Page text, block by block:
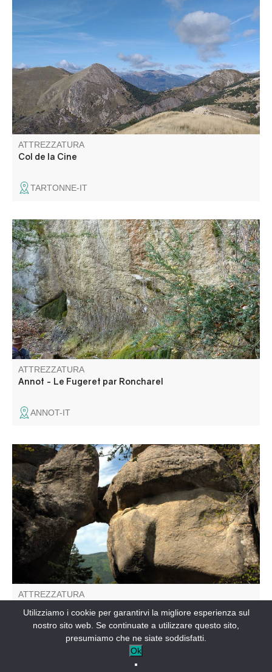
Questo passo, situato ai piedi dell'imponente montagna
Cheval Blanc, è un punto di passaggio storico tra le valli.
Per raggiungerlo, è stato scavato un tunnel nella clue de
la Peine utilizzando picconi e mine.
ATTREZZATURA
Col de la Cine
TARTONNE-IT
Un percorso bello e ombreggiato che tocca i villaggi di
Annot e Le Fugeret e offre magnifiche viste sulla valle,
con la possibilità di tornare indietro con i Chemins de Fer
de Provence.
ATTREZZATURA
Annot - Le Fugeret par Roncharel
ANNOT-IT
Curiosità geologiche, specie rare e biodiversità,
patrimonio millenario e leggende misteriose: questo
percorso ti farà scoprire le meraviglie nascoste del sito di
Annot.
ATTREZZATURA
ANNOT-IT
Utilizziamo i cookie per garantirvi la migliore esperienza sul
nostro sito web. Se continuate a utilizzare questo sito,
presumiamo che ne siate soddisfatti.
Ok